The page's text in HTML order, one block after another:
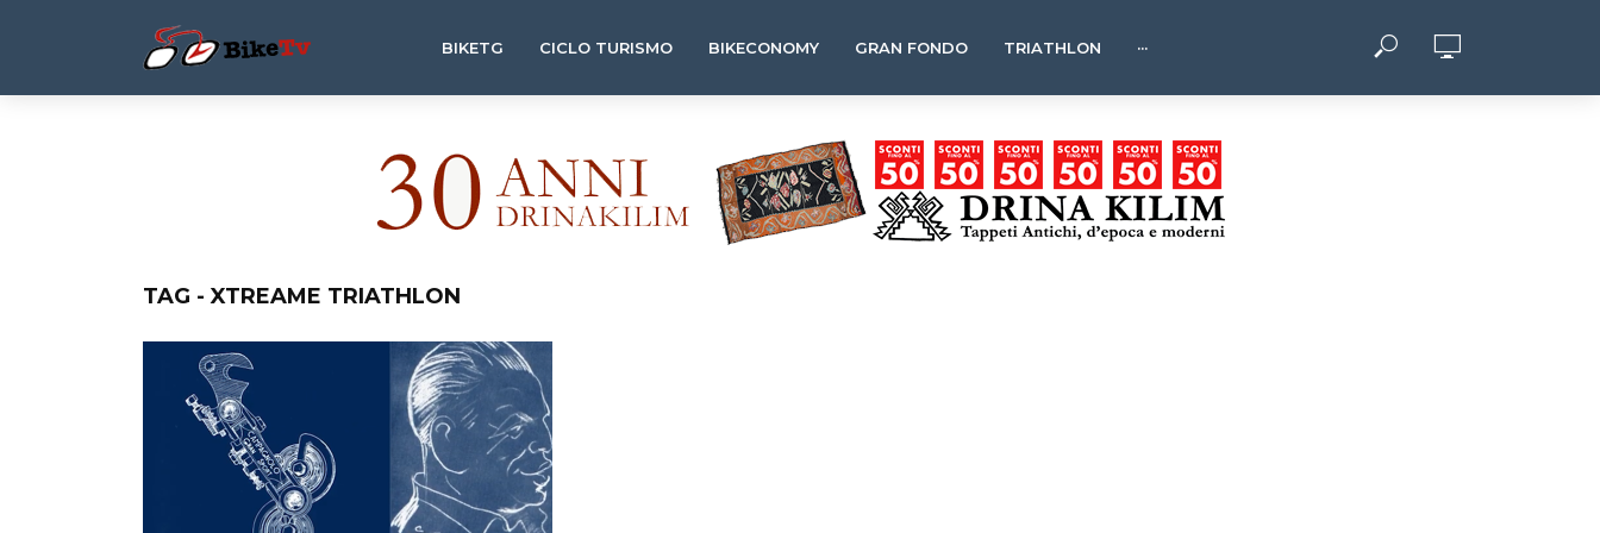
BIKETG CICLO TURISMO BIKECONOMY GRAN FONDO TRIATHLON ···
TAG - XTREAME TRIATHLON